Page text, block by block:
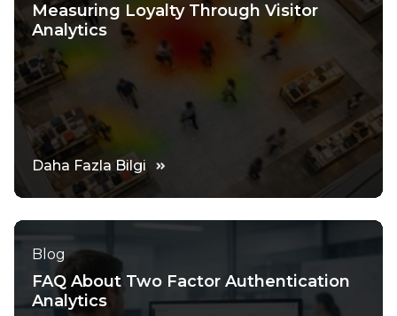
Measuring Loyalty Through Visitor
Analytics
Daha Fazla Bilgi
Blog
FAQ About Two Factor Authentication
Analytics